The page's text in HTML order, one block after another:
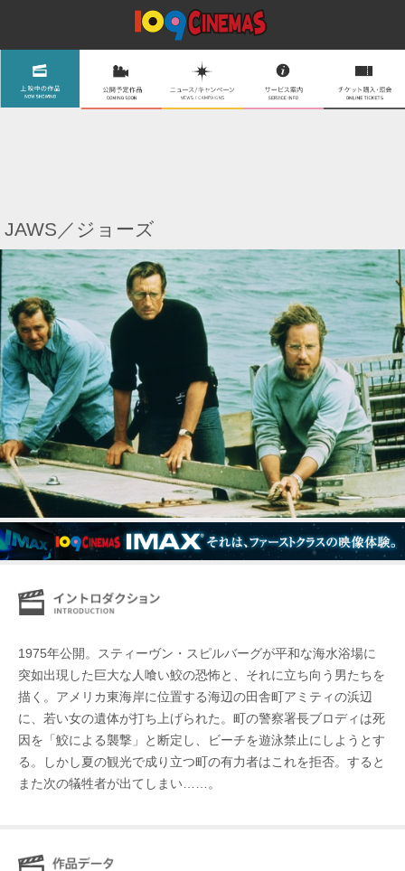
JAWS／ジョーズ
1975年公開。スティーヴン・スピルバーグが平和な海水浴場に
突如出現した巨大な人喰い鮫の恐怖と、それに立ち向う男たちを
描く。アメリカ東海岸に位置する海辺の田舎町アミティの浜辺
に、若い女の遺体が打ち上げられた。町の警察署長ブロディは死
因を「鮫による襲撃」と断定し、ビーチを遊泳禁止にしようとす
る。しかし夏の観光で成り立つ町の有力者はこれを拒否。すると
また次の犠牲者が出てしまい……。